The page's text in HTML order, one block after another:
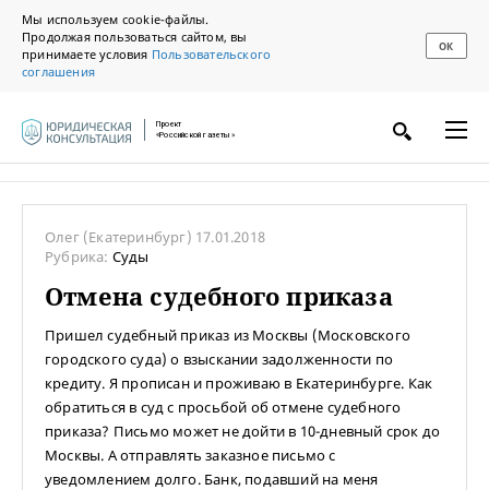
Мы используем cookie-файлы.
Продолжая пользоваться сайтом, вы
принимаете условия Пользовательского
соглашения
ОК
Проект
«Российской газеты»
Олег (Екатеринбург) 17.01.2018
Рубрика: Суды
Отмена судебного приказа
Пришел судебный приказ из Москвы (Московского
городского суда) о взыскании задолженности по
кредиту. Я прописан и проживаю в Екатеринбурге. Как
обратиться в суд с просьбой об отмене судебного
приказа? Письмо может не дойти в 10-дневный срок до
Москвы. А отправлять заказное письмо с
уведомлением долго. Банк, подавший на меня